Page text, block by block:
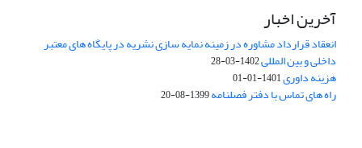
آخرین اخبار
انعقاد قرارداد مشاوره در زمینه نمایه سازی نشریه در پایگاه های معتبر
داخلی و بین المللی1402-03-28
هزینه داوری1401-01-01
راه های تماس با دفتر فصلنامه1399-08-20